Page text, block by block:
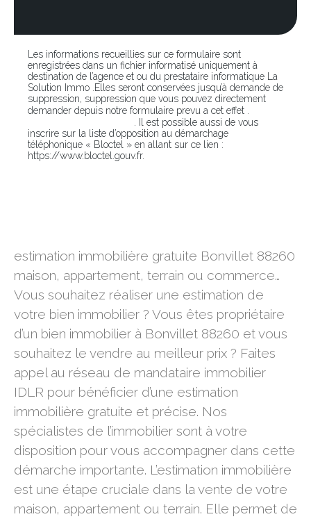
Les informations recueillies sur ce formulaire sont
enregistrées dans un fichier informatisé uniquement à
destination de l’agence et ou du prestataire informatique La
Solution Immo .Elles seront conservées jusqu’à demande de
suppression, suppression que vous pouvez directement
demander depuis notre formulaire prevu a cet effet .
. Il est possible aussi de vous
inscrire sur la liste d’opposition au démarchage
téléphonique « Bloctel » en allant sur ce lien :
https://www.bloctel.gouv.fr.
estimation immobilière gratuite Bonvillet 88260
maison, appartement, terrain ou commerce…
Vous souhaitez réaliser une estimation de
votre bien immobilier ? Vous êtes propriétaire
d’un bien immobilier à Bonvillet 88260 et vous
souhaitez le vendre au meilleur prix ? Faites
appel au réseau de mandataire immobilier
IDLR pour bénéficier d’une estimation
immobilière gratuite et précise. Nos
spécialistes de l’immobilier sont à votre
disposition pour vous accompagner dans cette
démarche importante. L’estimation immobilière
est une étape cruciale dans la vente de votre
maison, appartement ou terrain. Elle permet de